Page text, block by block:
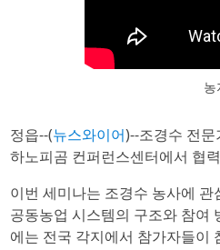
정읍--(뉴스와이어)--조경수 전
하노피곰 컨퍼런스센터에서 협
이번 세미나는 조경수 농사에
공동농업 시스템의 구조와 참여
에는 전국 각지에서 참가자들이